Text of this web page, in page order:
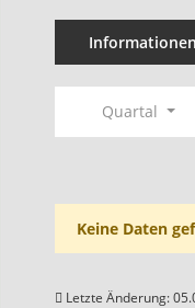
Informationen
Quartal
Keine Daten
Letzte Änderung: